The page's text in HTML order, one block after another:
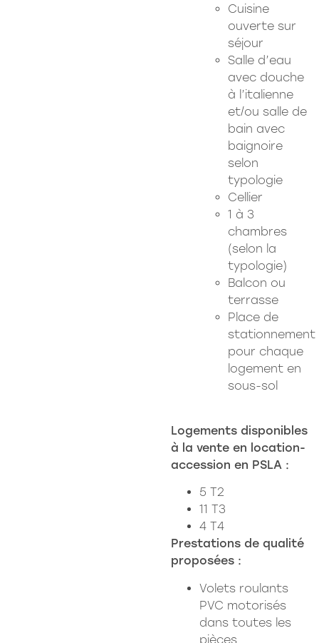
Cuisine
ouverte sur
séjour
Salle d’eau
avec douche
à l’italienne
et/ou salle de
bain avec
baignoire
selon
typologie
Cellier
1 à 3
chambres
(selon la
typologie)
Balcon ou
terrasse
Place de
stationnement
pour chaque
logement en
sous-sol
Logements disponibles
à la vente en location-
accession en PSLA :
5 T2
11 T3
4 T4
Prestations de qualité
proposées :
Volets roulants
PVC motorisés
dans toutes les
pièces